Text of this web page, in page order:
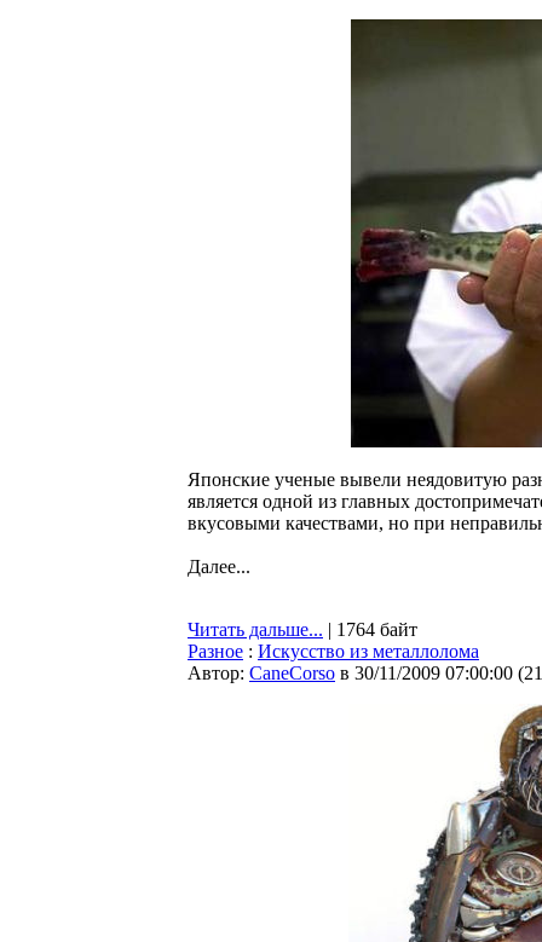
Японские ученые вывели неядовитую
является одной из главных
вкусовыми качествами, но при
Далее...
Читать дальше... | 1764 байт
Разное : Искусство из металлолома
Автор: CaneCorso в 30/11/2009 07:00:00 (